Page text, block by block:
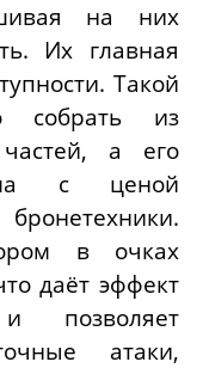
на них
Их главная
Такой
собрать из
а его
с ценой
в очках
даёт эффект
позволяет
атаки,